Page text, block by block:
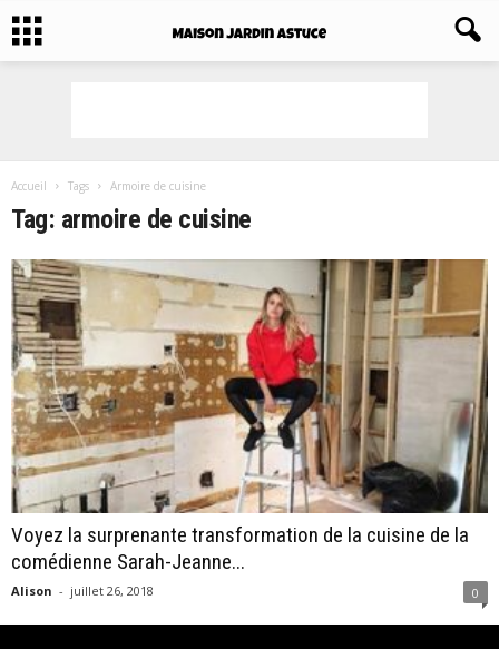
Accueil Tags Armoire de cuisine
Tag: armoire de cuisine
Voyez la surprenante transformation de la cuisine de la
comédienne Sarah-Jeanne...
Alison - juillet 26, 2018 0